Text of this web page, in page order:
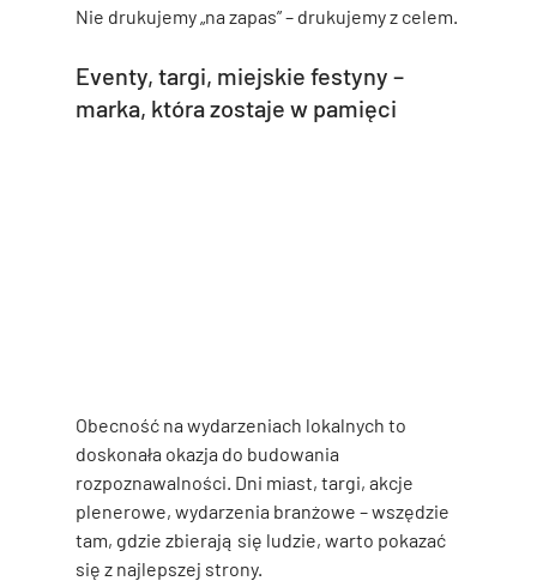
Nie drukujemy „na zapas” – drukujemy z celem.
Eventy, targi, miejskie festyny –
marka, która zostaje w pamięci
Obecność na wydarzeniach lokalnych to
doskonała okazja do budowania
rozpoznawalności. Dni miast, targi, akcje
plenerowe, wydarzenia branżowe – wszędzie
tam, gdzie zbierają się ludzie, warto pokazać
się z najlepszej strony.